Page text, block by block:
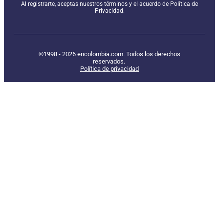
Al registrarte, aceptas nuestros términos y el acuerdo de Política de
Privacidad.
©1998 - 2026 encolombia.com. Todos los derechos
reservados.
Política de privacidad